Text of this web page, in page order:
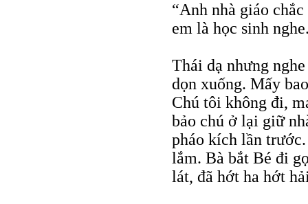
“Anh nhà giáo
em là học sinh
Thái dạ nhưng
dọn xuống. Mấy
Chú tôi không đi,
bảo chú ở lại giữ
pháo kích lần
lắm. Bà bắt Bé đi
lát, đã hớt ha hớt